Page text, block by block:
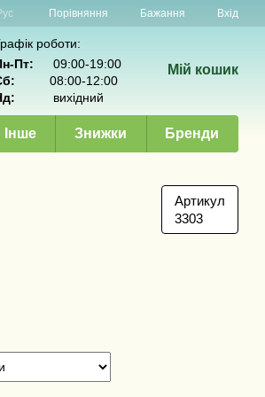
Порівняння Бажання Вхід
роботи:
Пт:
09:00-19:00
08:00-12:00
вихідний
Мій кошик
Інше Знижки Бренди
Артикул
3303